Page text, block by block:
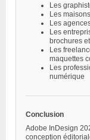
Les
Les
Les
Les
brochures
Les
maquettes
Les
numérique
Conclusion
Adobe InDesign
conception